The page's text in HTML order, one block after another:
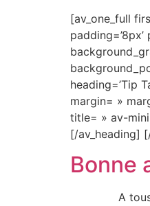
[av_one_full
heading=’Tip
margin= »
title= » av-
[/av_heading]
Bonne
A tous nos